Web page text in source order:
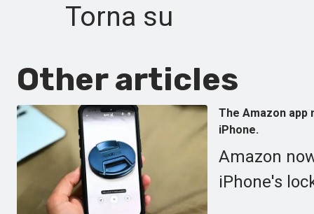
Torna su
Other articles
The Amazon
iPhone.
Amazon
iPhone's